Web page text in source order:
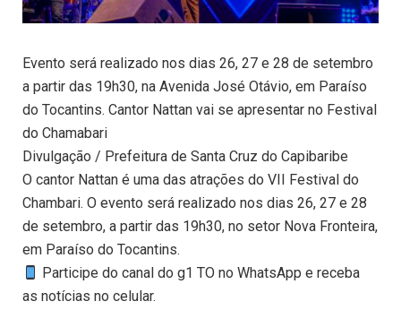
Evento será realizado nos dias 26, 27 e 28 de setembro
a partir das 19h30, na Avenida José Otávio, em Paraíso
do Tocantins. Cantor Nattan vai se apresentar no Festival
do Chamabari
Divulgação / Prefeitura de Santa Cruz do Capibaribe
O cantor Nattan é uma das atrações do VII Festival do
Chambari. O evento será realizado nos dias 26, 27 e 28
de setembro, a partir das 19h30, no setor Nova Fronteira,
em Paraíso do Tocantins.
Participe do canal do g1 TO no WhatsApp e receba
as notícias no celular.